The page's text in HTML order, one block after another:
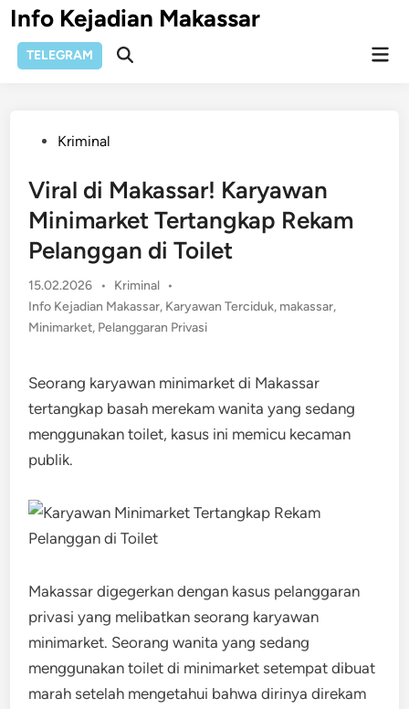
Skip
to
content
Info Kejadian Makassar
TELEGRAM
Open
PostedKriminal
Viral di Makassar! Karyawan
Minimarket Tertangkap Rekam
Pelanggan di Toilet
15.02.2026 •
Posted
in
Kriminal •
Info Kejadian Makassar, Karyawan Terciduk, makassar,
Minimarket, Pelanggaran Privasi
Seorang karyawan minimarket di Makassar
tertangkap basah merekam wanita yang sedang
menggunakan toilet, kasus ini memicu kecaman
publik.
Makassar digegerkan dengan kasus pelanggaran
privasi yang melibatkan seorang karyawan
minimarket. Seorang wanita yang sedang
menggunakan toilet di minimarket setempat dibuat
marah setelah mengetahui bahwa dirinya direkam